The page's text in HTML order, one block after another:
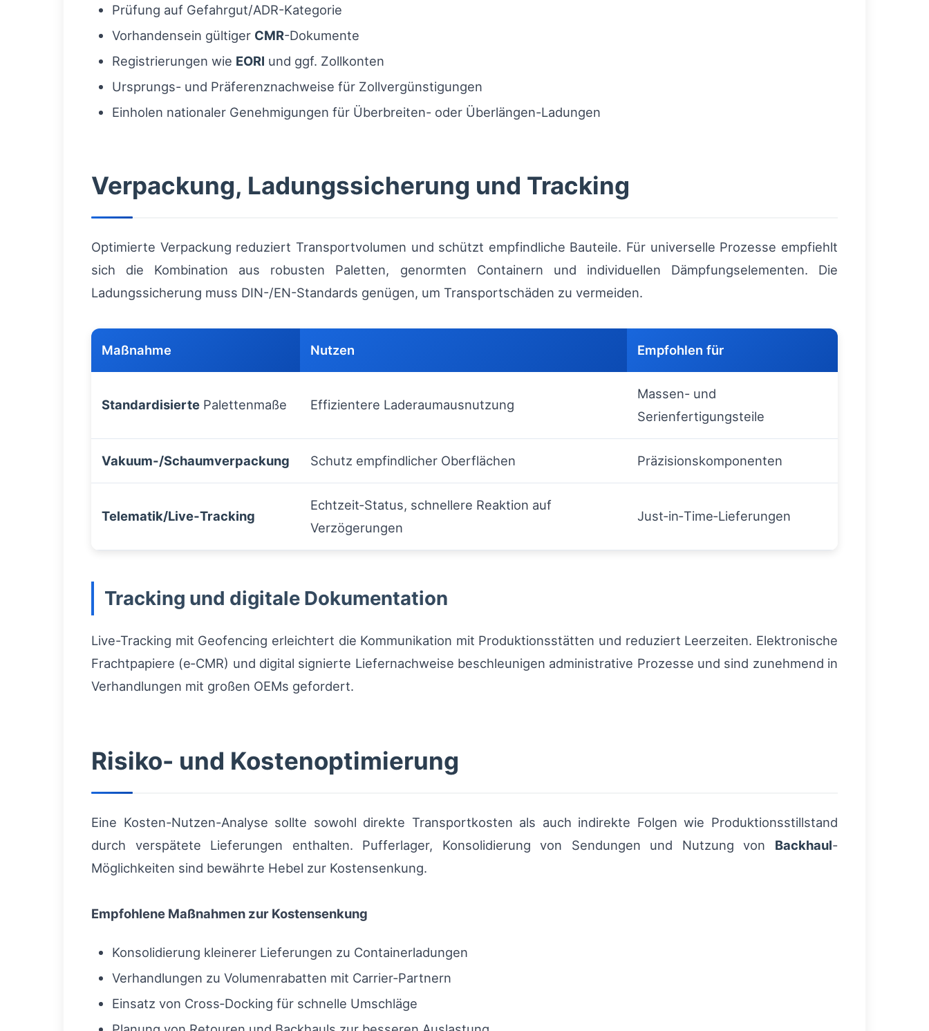
Prüfung auf Gefahrgut/ADR-Kategorie
Vorhandensein gültiger CMR-Dokumente
Registrierungen wie EORI und ggf. Zollkonten
Ursprungs- und Präferenznachweise für Zollvergünstigungen
Einholen nationaler Genehmigungen für Überbreiten- oder Überlängen-Ladungen
Verpackung, Ladungssicherung und Tracking
Optimierte Verpackung reduziert Transportvolumen und schützt empfindliche Bauteile. Für universelle Prozesse empfiehlt
sich die Kombination aus robusten Paletten, genormten Containern und individuellen Dämpfungselementen. Die
Ladungssicherung muss DIN-/EN-Standards genügen, um Transportschäden zu vermeiden.
Maßnahme Nutzen Empfohlen für
Standardisierte Palettenmaße Effizientere Laderaumausnutzung
Massen- und
Serienfertigungsteile
Vakuum-/Schaumverpackung Schutz empfindlicher Oberflächen Präzisionskomponenten
Telematik/Live‑Tracking
Echtzeit‑Status, schnellere Reaktion auf
Verzögerungen
Just‑in‑Time‑Lieferungen
Tracking und digitale Dokumentation
Live-Tracking mit Geofencing erleichtert die Kommunikation mit Produktionsstätten und reduziert Leerzeiten. Elektronische
Frachtpapiere (e‑CMR) und digital signierte Liefernachweise beschleunigen administrative Prozesse und sind zunehmend in
Verhandlungen mit großen OEMs gefordert.
Risiko- und Kostenoptimierung
Eine Kosten-Nutzen-Analyse sollte sowohl direkte Transportkosten als auch indirekte Folgen wie Produktionsstillstand
durch verspätete Lieferungen enthalten. Pufferlager, Konsolidierung von Sendungen und Nutzung von Backhaul-
Möglichkeiten sind bewährte Hebel zur Kostensenkung.
Empfohlene Maßnahmen zur Kostensenkung
Konsolidierung kleinerer Lieferungen zu Containerladungen
Verhandlungen zu Volumenrabatten mit Carrier‑Partnern
Einsatz von Cross‑Docking für schnelle Umschläge